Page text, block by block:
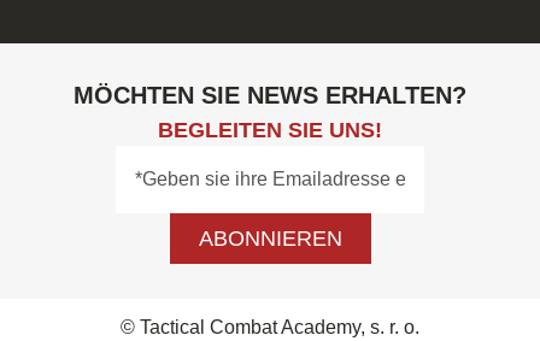
MÖCHTEN SIE NEWS ERHALTEN?
BEGLEITEN SIE UNS!
ABONNIEREN
© Tactical Combat Academy, s. r. o.